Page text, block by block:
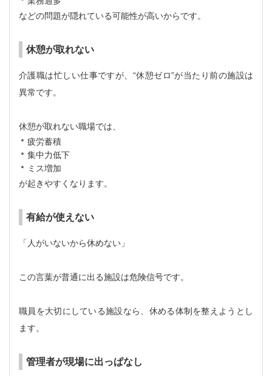
などの問題が隠れている可能性が高いからです。
休憩が取れない
介護職は忙しい仕事ですが、“休憩ゼロ”が当たり前の施設は
異常です。
休憩が取れない職場では、
疲労蓄積
集中力低下
ミス増加
が起きやすくなります。
有給が使えない
「人がいないから休めない」
この言葉が普通に出る施設は危険信号です。
職員を大切にしている施設なら、休める体制を整えようとし
ます。
管理者が現場に出っぱなし